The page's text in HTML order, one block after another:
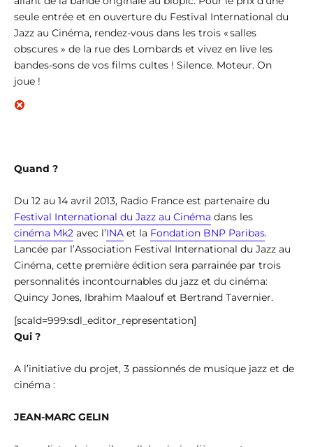
seule entrée et en ouverture du Festival International du
Jazz au Cinéma, rendez-vous dans les trois « salles
obscures » de la rue des Lombards et vivez en live les
bandes-sons de vos films cultes ! Silence. Moteur. On
joue !
Quand ?
Du 12 au 14 avril 2013, Radio France est partenaire du
Festival International du Jazz au Cinéma dans les
cinéma Mk2 avec l’INA et la Fondation BNP Paribas.
Lancée par l’Association Festival International du Jazz au
Cinéma, cette première édition sera parrainée par trois
personnalités incontournables du jazz et du cinéma:
Quincy Jones, Ibrahim Maalouf et Bertrand Tavernier.
[scald=999:sdl_editor_representation]
Qui ?
A l’initiative du projet, 3 passionnés de musique jazz et de
cinéma :
JEAN-MARC GELIN